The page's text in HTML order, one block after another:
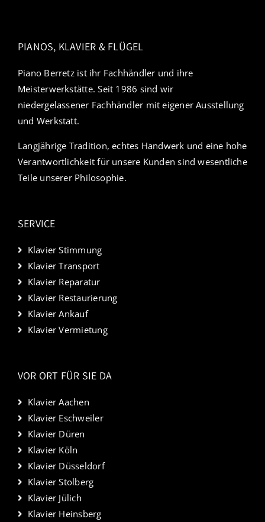
PIANOS, KLAVIER & FLÜGEL
Piano Berretz ist ihr Fachhändler und ihre
Meisterwerkstätte. Seit 1986 sind wir
niedergelassener Fachhändler mit eigener Ausstellung
und Werkstatt.
Langjährige Tradition, echtes Handwerk und eine hohe
Verantwortlichkeit für unsere Kunden sind wesentliche
Teile unserer Philosophie.
SERVICE
Klavier Stimmung
Klavier Transport
Klavier Reparatur
Klavier Restaurierung
Klavier Ankauf
Klavier Vermietung
VOR ORT FÜR SIE DA
Klavier Aachen
Klavier Eschweiler
Klavier Düren
Klavier Köln
Klavier Düsseldorf
Klavier Stolberg
Klavier Jülich
Klavier Heinsberg